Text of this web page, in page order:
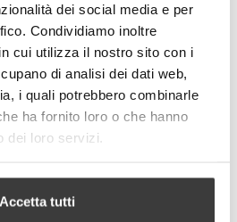
dei social media e per
Condividiamo inoltre
cui utilizza il nostro sito con i
di analisi dei dati web,
i quali potrebbero combinarle
ha fornito loro o che hanno
dei loro servizi.
Accetta tutti
of the fabric:
g / m2 (+/- 10%)
Elastomer (elastic tape)
cm. Child size:
the mask daily. The